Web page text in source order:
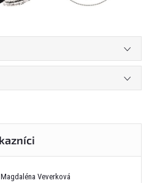
Magdaléna Veverková